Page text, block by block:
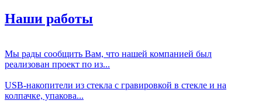
Наши работы
Мы рады сообщить Вам, что нашей компанией был
реализован проект по из...
USB-накопители из стекла с гравировкой в стекле и на
колпачке, упакова...